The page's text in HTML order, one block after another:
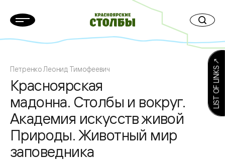
Петренко Леонид Тимофеевич
Красноярская
мадонна. Столбы и вокруг.
Академия искусств живой
Природы. Животный мир
заповедника
LIST OF LINKS ↗